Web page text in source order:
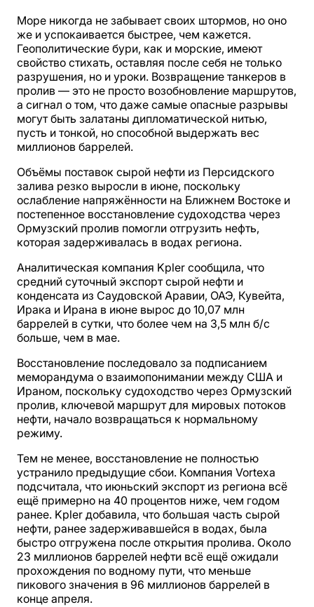
Море никогда не забывает своих штормов, но оно
же и успокаивается быстрее, чем кажется.
Геополитические бури, как и морские, имеют
свойство стихать, оставляя после себя не только
разрушения, но и уроки. Возвращение танкеров в
пролив — это не просто возобновление маршрутов,
а сигнал о том, что даже самые опасные разрывы
могут быть залатаны дипломатической нитью,
пусть и тонкой, но способной выдержать вес
миллионов баррелей.
Объёмы поставок сырой нефти из Персидского
залива резко выросли в июне, поскольку
ослабление напряжённости на Ближнем Востоке и
постепенное восстановление судоходства через
Ормузский пролив помогли отгрузить нефть,
которая задерживалась в водах региона.
Аналитическая компания Kpler сообщила, что
средний суточный экспорт сырой нефти и
конденсата из Саудовской Аравии, ОАЭ, Кувейта,
Ирака и Ирана в июне вырос до 10,07 млн
баррелей в сутки, что более чем на 3,5 млн б/с
больше, чем в мае.
Восстановление последовало за подписанием
меморандума о взаимопонимании между США и
Ираном, поскольку судоходство через Ормузский
пролив, ключевой маршрут для мировых потоков
нефти, начало возвращаться к нормальному
режиму.
Тем не менее, восстановление не полностью
устранило предыдущие сбои. Компания Vortexa
подсчитала, что июньский экспорт из региона всё
ещё примерно на 40 процентов ниже, чем годом
ранее. Kpler добавила, что большая часть сырой
нефти, ранее задерживавшейся в водах, была
быстро отгружена после открытия пролива. Около
23 миллионов баррелей нефти всё ещё ожидали
прохождения по водному пути, что меньше
пикового значения в 96 миллионов баррелей в
конце апреля.